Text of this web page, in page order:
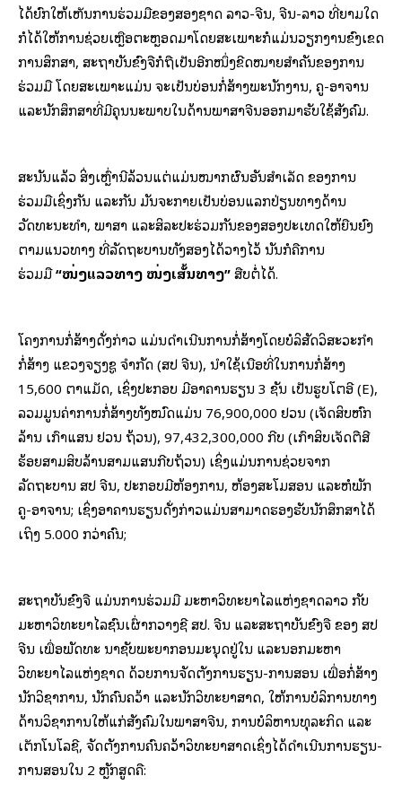
ໄດ້ຍົກໃຫ້ເຫັນການຮ່ວມມືຂອງສອງຊາດ ລາວ-ຈີນ, ຈີນ-ລາວ ທີ່ຍາມໃດ
ກໍໄດ້ໃຫ້ການຊ່ວຍເຫຼືອຕະຫຼອດມາໂດຍສະເພາະກໍແມ່ນວຽກງານຂົງເຂດ
ການສຶກສາ, ສະຖາບັນຂົງຈືກໍຖືເປັນອີກໜຶ່ງຂີດໝາຍສຳຄັນຂອງການ
ຮ່ວມມື ໂດຍສະເພາະແມ່ນ ຈະເປັນບ່ອນກໍ່ສ້າງພະນັກງານ, ຄູ-ອາຈານ
ແລະນັກສຶກສາທີ່ມີຄຸນນະພາບໃນດ້ານພາສາຈີນອອກມາຮັບໃຊ້ສັງຄົມ.
ສະນັ້ນແລ້ວ ສິ່ງເຫຼົ່ານີ້ລ້ວນແຕ່ແມ່ນໝາກຜົນອັນສຳເລັດ ຂອງການ
ຮ່ວມມືເຊິ່ງກັນ ແລະກັນ ມັນຈະກາຍເປັນບ່ອນແລກປ່ຽນທາງດ້ານ
ວັດທະນະທຳ, ພາສາ ແລະສິລະປະຮ່ວມກັນຂອງສອງປະເທດໃຫ້ຍືນຍົງ
ຕາມແນວທາງ ທີ່ລັດຖະບານທັງສອງໄດ້ວາງໄວ້ ນັ້ນກໍຄືການ
ຮ່ວມມື“ໜຶ່ງແລວທາງ ໜຶ່ງເສັ້ນທາງ”ສືບຕໍ່ໄດ້.
ໂຄງການກໍ່ສ້າງດັ່ງກ່າວ ແມ່ນດຳເນີນການກໍ່ສ້າງໂດຍບໍລິສັດວິສະວະກໍາ
ກໍ່ສ້າງ ແຂວງຈຽງຊູ ຈໍາກັດ (ສປ ຈີນ), ນໍາໃຊ້ເນື້ອທີ່ໃນການກໍ່ສ້າງ
15,600 ຕາແມັດ, ເຊິ່ງປະກອບ ມີອາຄານຮຽນ 3 ຊັ້ນ ເປັນຮູບໂຕອີ (E),
ລວມມູນຄ່າການກໍ່ສ້າງທັງໝົດແມ່ນ 76,900,000 ຢວນ (ເຈັດສິບຫົກ
ລ້ານ ເກົ້າແສນ ຢວນ ຖ້ວນ), 97,432,300,000 ກີບ (ເກົ້າສິບເຈັດຕື້ສີ
ຮ້ອຍສາມສິບລ້ານສາມແສນກີບຖ້ວນ) ເຊິ່ງແມ່ນການຊ່ວຍຈາກ
ລັດຖະບານ ສປ ຈີນ, ປະກອບມີຫ້ອງການ, ຫ້ອງສະໂມສອນ ແລະຫໍພັກ
ຄູ-ອາຈານ; ເຊິ່ງອາຄານຮຽນດັ່ງກ່າວແມ່ນສາມາດຮອງຮັບນັກສຶກສາໄດ້
ເຖິງ 5.000 ກວ່າຄົນ;
ສະຖາບັນຂົງຈື ແມ່ນການຮ່ວມມື ມະຫາວິທະຍາໄລແຫ່ງຊາດລາວ ກັບ
ມະຫາວິທະຍາໄລຊົນເຜົ່າກວາງຊີ ສປ. ຈີນ ແລະສະຖາບັນຂົງຈື ຂອງ ສປ
ຈີນ ເພື່ອພັດທະ ນາຊັບພະຍາກອນມະນຸດຢູ່ໃນ ແລະນອກມະຫາ
ວິທະຍາໄລແຫ່ງຊາດ ດ້ວຍການຈັດຕັ້ງການຮຽນ-ການສອນ ເພື່ອກໍ່ສ້າງ
ນັກວິຊາການ, ນັກຄົ້ນຄວ້າ ແລະນັກວິທະຍາສາດ, ໃຫ້ການບໍລິການທາງ
ດ້ານວິຊາການໃຫ້ແກ່ສັງຄົມໃນພາສາຈີນ, ການບໍລິຫານທຸລະກິດ ແລະ
ເຕັກໂນໂລຊີ, ຈັດຕັ້ງການຄົ້ນຄວ້າວິທະຍາສາດເຊິ່ງໄດ້ດຳເນີນການຮຽນ-
ການສອນໃນ 2 ຫຼັກສູດຄື: